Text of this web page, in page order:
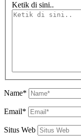
Ketik di sini..
Name*
Email*
Situs Web